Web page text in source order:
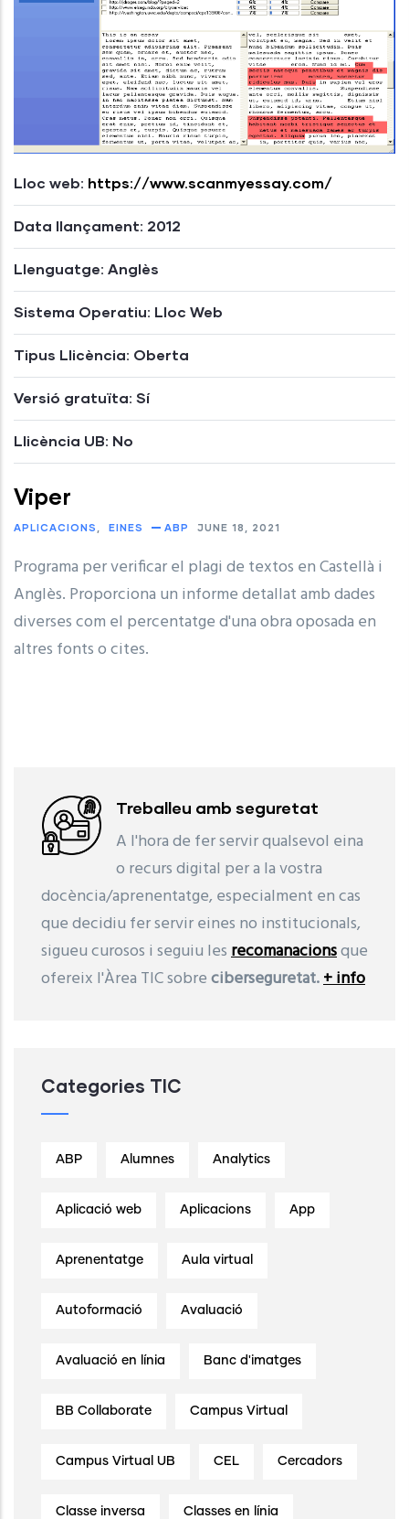
Lloc web: https://www.scanmyessay.com/
Data llançament: 2012
Llenguatge: Anglès
Sistema Operatiu: Lloc Web
Tipus Llicència: Oberta
Versió gratuïta: Sí
Llicència UB: No
Viper
APLICACIONS EINES ABP JUNE 18, 2021
Programa per verificar el plagi de textos en Castellà i
Anglès. Proporciona un informe detallat amb dades
diverses com el percentatge d'una obra oposada en
altres fonts o cites.
Treballeu amb seguretat
A l'hora de fer servir qualsevol eina
o recurs digital per a la vostra
docència/aprenentatge, especialment en cas
que decidiu fer servir eines no institucionals,
sigueu curosos i seguiu lesrecomanacionsque
ofereix l'Àrea TIC sobreciberseguretat.+ info
Categories TIC
ABP Alumnes Analytics
Aplicació web Aplicacions App
Aprenentatge Aula virtual
Autoformació Avaluació
Avaluació en línia Banc d'imatges
BB Collaborate Campus Virtual
Campus Virtual UB CEL Cercadors
Classe inversa Classes en línia